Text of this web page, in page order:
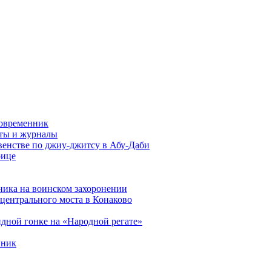
и журналы
по джиу-джитсу в Абу-Даби
на воинском захоронении
моста в Конаково
гонке на «Народной регате»